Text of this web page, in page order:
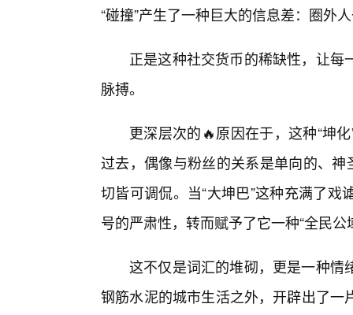
“碰撞”产生了一种巨大的信息差：圈外
正是这种社交货币的稀缺性，让
脉搏。
更深层次的🔥原因在于，这种“坤
过去，偶像与粉丝的关系是单向的、
切皆可调侃。当“大坤巴”这种充满了
号的严肃性，转而赋予了它一种“全民公
这不仅是词汇的堆砌，更是一种情
钢筋水泥的城市生活之外，开辟出了